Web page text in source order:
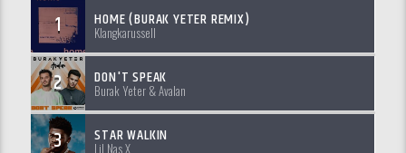
1 HOME (BURAK YETER REMIX)
Klangkarussell
2 DON'T SPEAK
Burak Yeter & Avalan
3 STAR WALKIN
Lil Nas X